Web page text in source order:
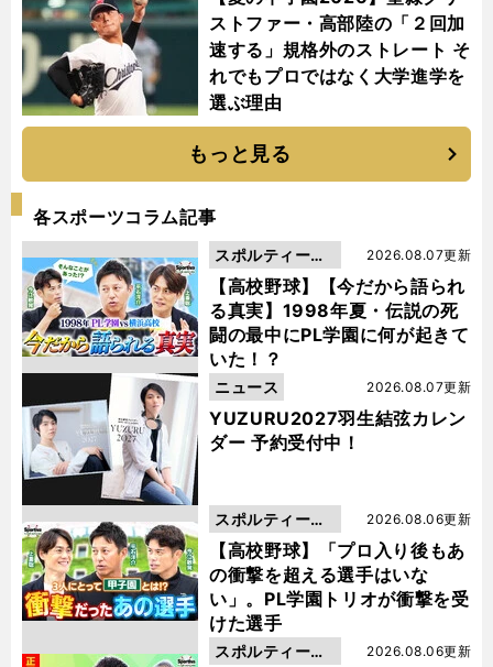
ストファー・高部陸の「２回加
速する」規格外のストレート そ
れでもプロではなく大学進学を
選ぶ理由
もっと見る
各スポーツコラム記事
【高校野球】【今だから語られ
る真実】1998年夏・伝説の死
闘の最中にPL学園に何が起きて
いた！？
2026.08.07更新
スポルティーバ
動画
YUZURU2027羽生結弦カレン
ダー 予約受付中！
2026.08.07更新
ニュース
【高校野球】「プロ入り後もあ
の衝撃を超える選手はいな
い」。PL学園トリオが衝撃を受
けた選手
2026.08.06更新
スポルティーバ
動画
2026.08.06更新
スポルティーバ